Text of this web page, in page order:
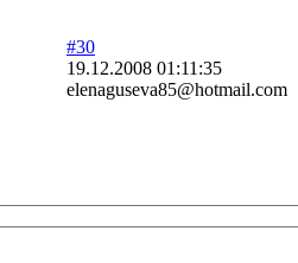
#30
19.12.2008 01:11:35
elenaguseva85@hotmail.com